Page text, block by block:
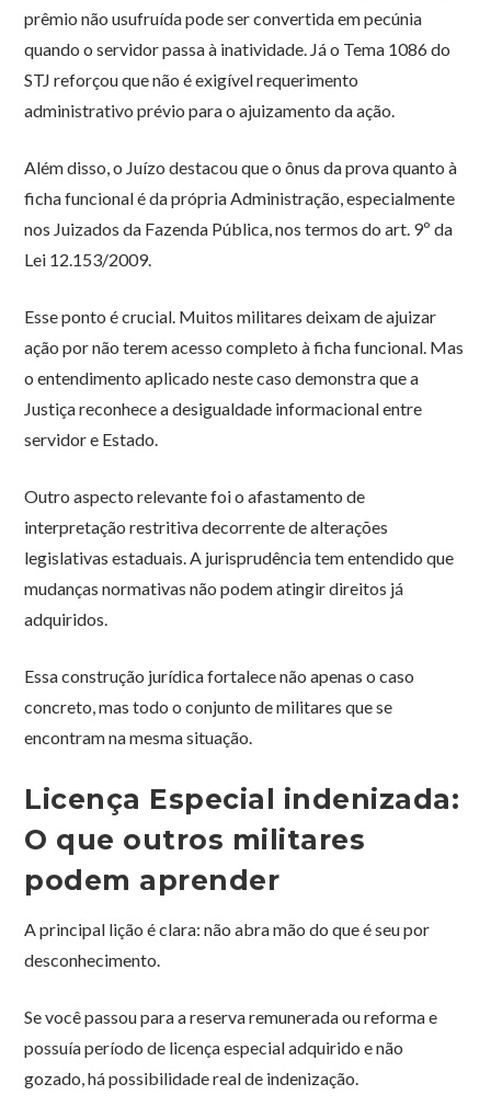
prêmio não usufruída pode ser convertida em pecúnia
quando o servidor passa à inatividade. Já o Tema 1086 do
STJ reforçou que não é exigível requerimento
administrativo prévio para o ajuizamento da ação.
Além disso, o Juízo destacou que o ônus da prova quanto à
ficha funcional é da própria Administração, especialmente
nos Juizados da Fazenda Pública, nos termos do art. 9º da
Lei 12.153/2009.
Esse ponto é crucial. Muitos militares deixam de ajuizar
ação por não terem acesso completo à ficha funcional. Mas
o entendimento aplicado neste caso demonstra que a
Justiça reconhece a desigualdade informacional entre
servidor e Estado.
Outro aspecto relevante foi o afastamento de
interpretação restritiva decorrente de alterações
legislativas estaduais. A jurisprudência tem entendido que
mudanças normativas não podem atingir direitos já
adquiridos.
Essa construção jurídica fortalece não apenas o caso
concreto, mas todo o conjunto de militares que se
encontram na mesma situação.
Licença Especial indenizada:
O que outros militares
podem aprender
A principal lição é clara: não abra mão do que é seu por
desconhecimento.
Se você passou para a reserva remunerada ou reforma e
possuía período de licença especial adquirido e não
gozado, há possibilidade real de indenização.